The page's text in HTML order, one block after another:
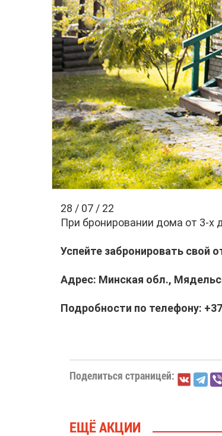
28 / 07 / 22
При бронировании дома от 3-х
Успейте забронировать свой
Адрес: Минская обл.,
Подробности по телефону:
Поделиться страницей:
ЕЩЁ АКЦИИ